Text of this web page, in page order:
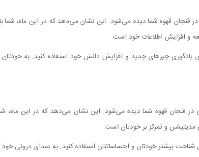
فنجان قهوه شما دیده می‌شود. این نشان می‌دهد که در این ماه، شما
و افزایش اطلاعات خود است.
چیزهای جدید و افزایش دانش خود استفاده کنید. به خودتان
فنجان قهوه شما دیده می‌شود. این نشان می‌دهد که در این ماه،
مدیتیشن و تمرکز بر خودتان است.
بیشتر خودتان و احساساتتان استفاده کنید. به صدای درونی